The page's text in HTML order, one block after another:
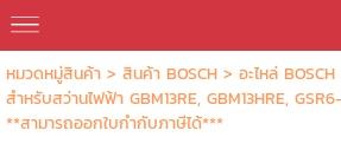
หมวดหมู่สินค้า> สินค้า BOSCH> อะไหล่ BOSCH
สำหรับสว่านไฟฟ้า GBM13RE, GBM13HRE,
**สามารถออกใบกำกับภาษีได้***